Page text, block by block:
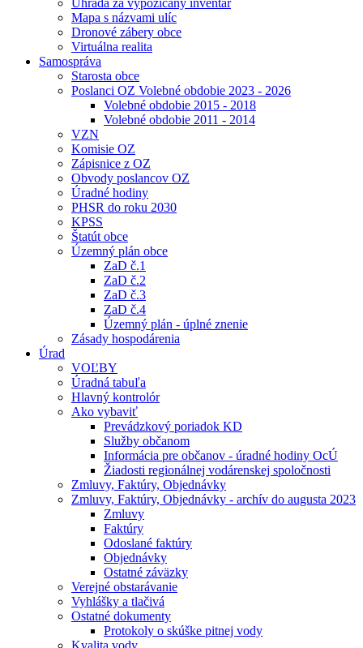
Úhrada za vypožičaný inventár
Mapa s názvami ulíc
Dronové zábery obce
Virtuálna realita
Samospráva
Starosta obce
Poslanci OZ Volebné obdobie 2023 - 2026
Volebné obdobie 2015 - 2018
Volebné obdobie 2011 - 2014
VZN
Komisie OZ
Zápisnice z OZ
Obvody poslancov OZ
Úradné hodiny
PHSR do roku 2030
KPSS
Štatút obce
Územný plán obce
ZaD č.1
ZaD č.2
ZaD č.3
ZaD č.4
Územný plán - úplné znenie
Zásady hospodárenia
Úrad
VOĽBY
Úradná tabuľa
Hlavný kontrolór
Ako vybaviť
Prevádzkový poriadok KD
Služby občanom
Informácia pre občanov - úradné hodiny OcÚ
Žiadosti regionálnej vodárenskej spoločnosti
Zmluvy, Faktúry, Objednávky
Zmluvy, Faktúry, Objednávky - archív do augusta 2023
Zmluvy
Faktúry
Odoslané faktúry
Objednávky
Ostatné záväzky
Verejné obstarávanie
Vyhlášky a tlačivá
Ostatné dokumenty
Protokoly o skúške pitnej vody
Kvalita vody